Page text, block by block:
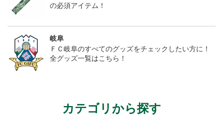
の必須アイテム！
岐阜
ＦＣ岐阜のすべてのグッズをチェックしたい方に！
全グッズ一覧はこちら！
カテゴリから探す